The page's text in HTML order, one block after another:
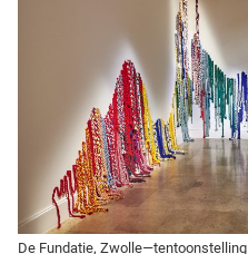
De Fundatie, Zwolle—tentoonstelling